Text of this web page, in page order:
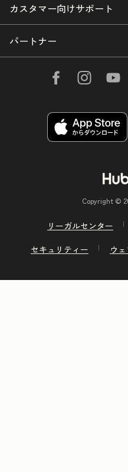
カスタマー向けサポート
パートナー
Copyright ©
リーガルセンター
セキュリティー
ウ